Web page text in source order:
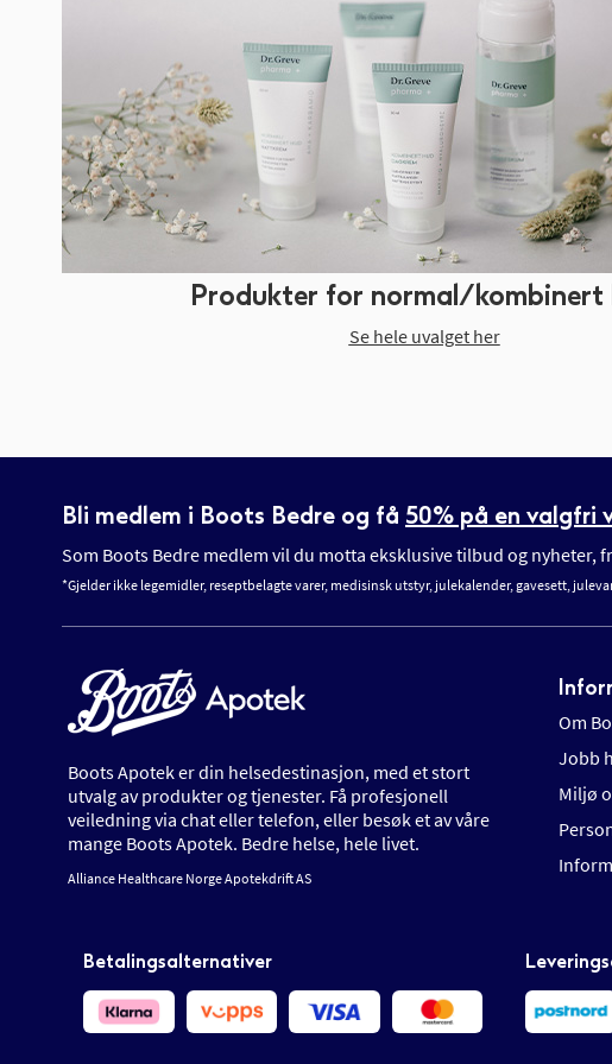
Produkter for normal/kombinert
Se hele uvalget her
Bli medlem i Boots Bedre og få 50% på en valgfri
Som Boots Bedre medlem vil du motta eksklusive tilbud og
*Gjelder ikke legemidler, reseptbelagte varer, medisinsk utstyr, julekalender, gavesett,
Boots Apotek er din helsedestinasjon, med et stort
utvalg av produkter og tjenester. Få profesjonell
veiledning via chat eller telefon, eller besøk et av våre
mange Boots Apotek. Bedre helse, hele livet.
Alliance Healthcare Norge Apotekdrift AS
Om
Jobb
Miljø
Betalingsalternativer